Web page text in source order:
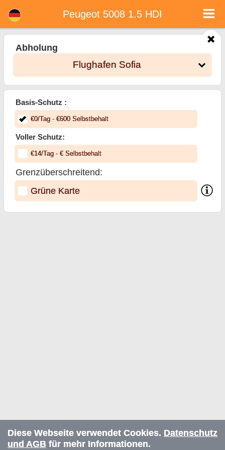
Vollkaskoversicherung (ohne Selbstbeteiligung), unbegrenzte Kilometer, kostenlose Kindersitze, zusätzliche Fahrer kostenlos,
niedrigen Preis Autovermietung garantiert.Peugeot 5008 1.5 HDI
Abholung
Flughafen Sofia
Basis-Schutz :
€0/Tag- €600Selbstbehalt
Voller Schutz:
€14/Tag- €Selbstbehalt
Grenzüberschreitend:
Grüne Karte
Diese Webseite verwendet Cookies. Datenschutz
und AGB für mehr Informationen.